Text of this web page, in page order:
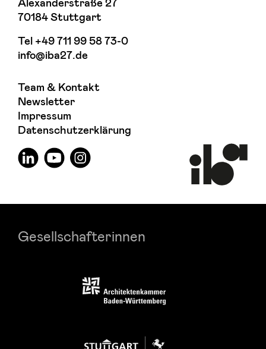
Alexanderstraße 27
70184 Stuttgart
Tel +49 711 99 58 73-0
info@iba27.de
Team & Kontakt
Newsletter
Impressum
Datenschutzerklärung
Gesellschafterinnen